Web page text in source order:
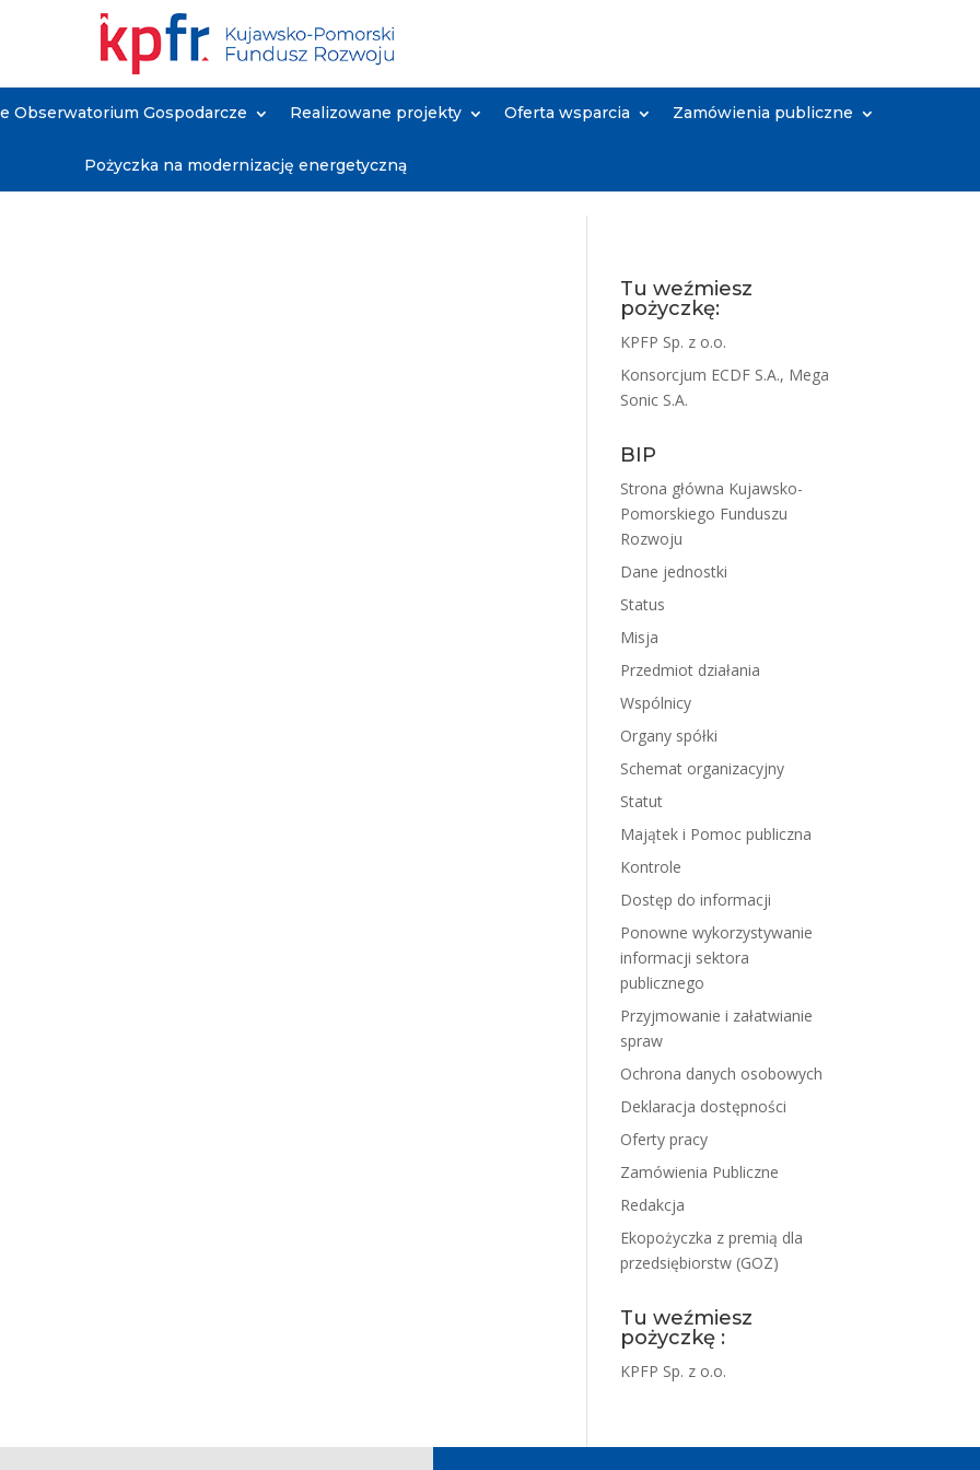
Obserwatorium Gospodarcze Realizowane projekty Oferta wsparcia Zamówienia publiczne
Pożyczka na modernizację energetyczną
Tu weźmiesz
pożyczkę:
KPFP Sp. z o.o.
Konsorcjum ECDF S.A., Mega
Sonic S.A.
BIP
Strona główna Kujawsko-
Pomorskiego Funduszu
Rozwoju
Dane jednostki
Status
Misja
Przedmiot działania
Wspólnicy
Organy spółki
Schemat organizacyjny
Statut
Majątek i Pomoc publiczna
Kontrole
Dostęp do informacji
Ponowne wykorzystywanie
informacji sektora
publicznego
Przyjmowanie i załatwianie
spraw
Ochrona danych osobowych
Deklaracja dostępności
Oferty pracy
Zamówienia Publiczne
Redakcja
Ekopożyczka z premią dla
przedsiębiorstw (GOZ)
Tu weźmiesz
pożyczkę :
KPFP Sp. z o.o.